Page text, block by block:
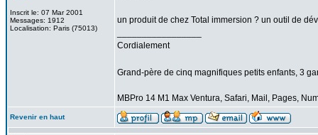
Inscrit le: 07 Mar 2001
Messages: 1912
Localisation: Paris (75013)
un produit de chez Total immersion ? un outil de
Cordialement
Grand-père de cinq magnifiques petits enfants, 3
MBPro 14 M1 Max Ventura, Safari, Mail, Pages,
Revenir en haut